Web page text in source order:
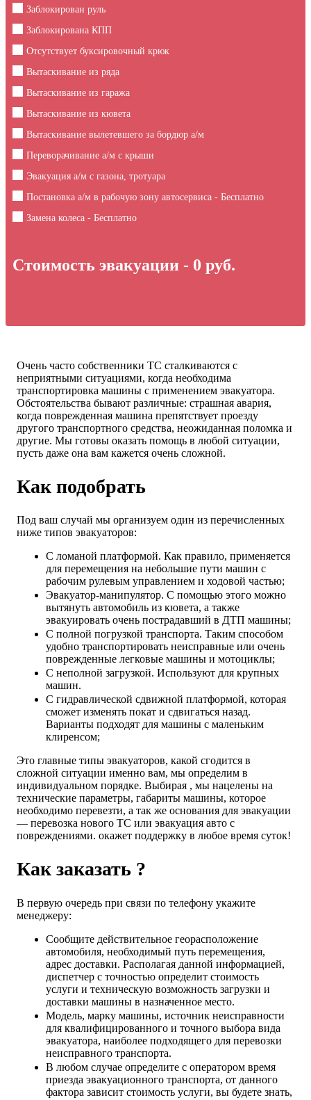
Заблокирован руль
Заблокирована КПП
Отсутствует буксировочный крюк
Вытаскивание из ряда
Вытаскивание из гаража
Вытаскивание из кювета
Вытаскивание вылетевшего за бордюр а/м
Переворачивание а/м с крыши
Эвакуация а/м с газона, тротуара
Постановка а/м в рабочую зону автосервиса - Бесплатно
Замена колеса - Бесплатно
Стоимость эвакуации - 0 руб.
Очень часто собственники ТС сталкиваются с
неприятными ситуациями, когда необходима
транспортировка машины с применением эвакуатора.
Обстоятельства бывают различные: страшная авария,
когда поврежденная машина препятствует проезду
другого транспортного средства, неожиданная поломка и
другие. Мы готовы оказать помощь в любой ситуации,
пусть даже она вам кажется очень сложной.
Как подобрать
Под ваш случай мы организуем один из перечисленных
ниже типов эвакуаторов:
С ломаной платформой. Как правило, применяется
для перемещения на небольшие пути машин с
рабочим рулевым управлением и ходовой частью;
Эвакуатор-манипулятор. С помощью этого можно
вытянуть автомобиль из кювета, а также
эвакуировать очень пострадавший в ДТП машины;
С полной погрузкой транспорта. Таким способом
удобно транспортировать неисправные или очень
поврежденные легковые машины и мотоциклы;
С неполной загрузкой. Используют для крупных
машин.
С гидравлической сдвижной платформой, которая
сможет изменять покат и сдвигаться назад.
Варианты подходят для машины с маленьким
клиренсом;
Это главные типы эвакуаторов, какой сгодится в
сложной ситуации именно вам, мы определим в
индивидуальном порядке. Выбирая , мы нацелены на
технические параметры, габариты машины, которое
необходимо перевезти, а так же основания для эвакуации
— перевозка нового ТС или эвакуация авто с
повреждениями. окажет поддержку в любое время суток!
Как заказать ?
В первую очередь при связи по телефону укажите
менеджеру:
Сообщите действительное георасположение
автомобиля, необходимый путь перемещения,
адрес доставки. Располагая данной информацией,
диспетчер с точностью определит стоимость
услуги и техническую возможность загрузки и
доставки машины в назначенное место.
Модель, марку машины, источник неисправности
для квалифицированного и точного выбора вида
эвакуатора, наиболее подходящего для перевозки
неисправного транспорта.
В любом случае определите с оператором время
приезда эвакуационного транспорта, от данного
фактора зависит стоимость услуги, вы будете знать,